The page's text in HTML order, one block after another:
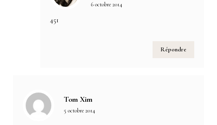
6 octobre 2014
451
Répondre
Tom Xim
5 octobre 2014